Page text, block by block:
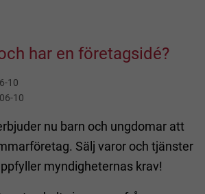
har en företagsidé?
10
10
nu barn och ungdomar att
Sälj varor och tjänster
myndigheternas krav!